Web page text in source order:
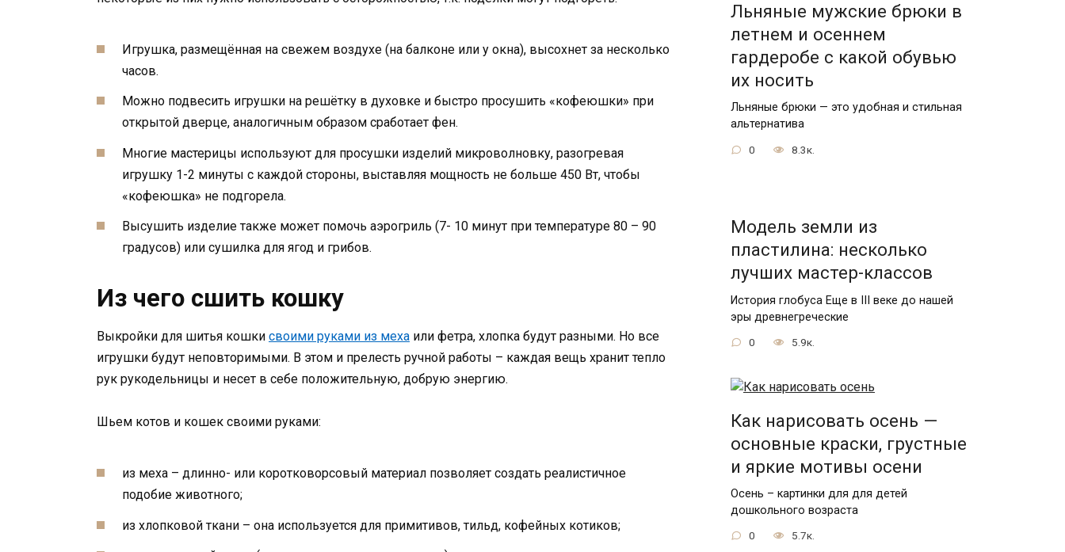
Игрушка, размещённая на свежем воздухе (на балконе или у окна), высохнет за несколько
часов.
Можно подвесить игрушки на решётку в духовке и быстро просушить «кофеюшки» при
открытой дверце, аналогичным образом сработает фен.
Многие мастерицы используют для просушки изделий микроволновку, разогревая
игрушку 1-2 минуты с каждой стороны, выставляя мощность не больше 450 Вт, чтобы
«кофеюшка» не подгорела.
Высушить изделие также может помочь аэрогриль (7- 10 минут при температуре 80 – 90
градусов) или сушилка для ягод и грибов.
Из чего сшить кошку
Выкройки для шитья кошки своими руками из меха или фетра, хлопка будут разными. Но все
игрушки будут неповторимыми. В этом и прелесть ручной работы – каждая вещь хранит тепло
рук рукодельницы и несет в себе положительную, добрую энергию.
Шьем котов и кошек своими руками:
из меха – длинно- или коротковорсовый материал позволяет создать реалистичное
подобие животного;
из хлопковой ткани – она используется для примитивов, тильд, кофейных котиков;
Льняные мужские брюки в
летнем и осеннем
гардеробе с какой обувью
их носить
Льняные брюки — это удобная и стильная
альтернатива
0 8.3к.
Модель земли из
пластилина: несколько
лучших мастер-классов
История глобуса Еще в III веке до нашей
эры древнегреческие
0 5.9к.
Как нарисовать осень —
основные краски, грустные
и яркие мотивы осени
Осень – картинки для для детей
дошкольного возраста
0 5.7к.